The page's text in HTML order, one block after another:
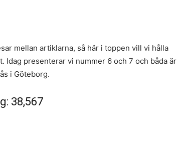
mellan artiklarna, så här i toppen vill vi hålla
Idag presenterar vi nummer 6 och 7 och båda är
i Göteborg.
38,567